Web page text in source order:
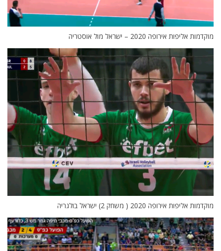
מוקדמות אליפות אירופה 2020 – ישראל מול אוסטריה
מוקדמות אליפות אירופה 2020 ( משחק 2) ישראל בולגריה